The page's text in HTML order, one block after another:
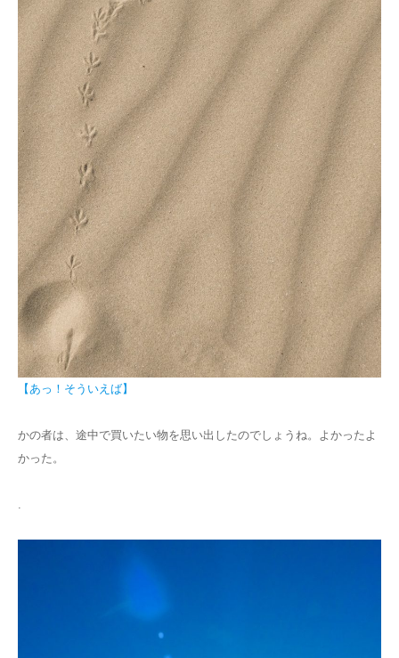
【あっ！そういえば】
かの者は、途中で買いたい物を思い出したのでしょうね。よかったよ
かった。